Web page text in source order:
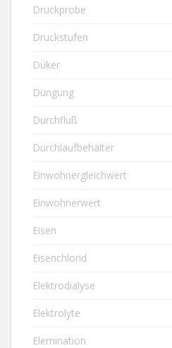
Druckprobe
Druckstufen
Düker
Düngung
Durchfluß
Durchlaufbehälter
Einwohnergleichwert
Einwohnerwert
Eisen
Eisenchlorid
Elektrodialyse
Elektrolyte
Elemination